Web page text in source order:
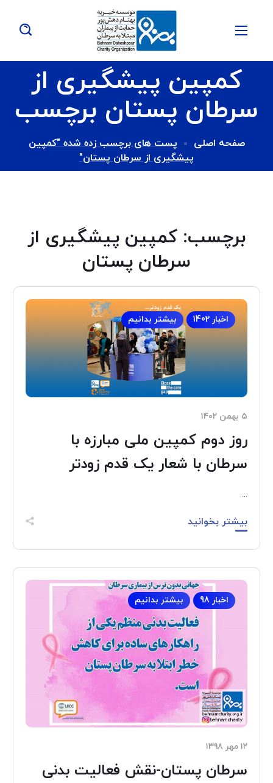
کمپین پیشگیری از
سرطان پستان برچسب
صفحه اصلی
پست های برچسب زده شده "کمپین
پیشگیری از سرطان پستان"
برچسب: کمپین پیشگیری از
سرطان پستان
اخبار 1402 بیشتر بدانیم
۵ بهمن ۱۴۰۲
روز دوم کمپین ملی مبارزه با
سرطان با شعار یک قدم زودتر
...
بیشتر بخوانید
اخبار 98 بیشتر بدانیم
۱۲ مهر ۱۳۹۸
سرطان پستان-نقش فعالیت بدنی